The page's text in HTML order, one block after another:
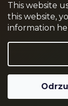
This website
this website,
information
RPR GAMES
Copyright 2026